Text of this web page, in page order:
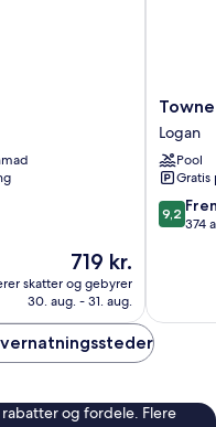
Prisen
719 kr.
719 kr.
skatter og gebyrer
30. aug. - 31. aug.
Suites
by
Marriott
Logan
Logan
Logan
Pool
Gratis
9.2
ud
9,2
374
og fordele. Flere